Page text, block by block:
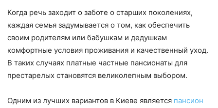
Когда речь заходит о заботе о старших поколениях,
каждая семья задумывается о том, как обеспечить
своим родителям или бабушкам и дедушкам
комфортные условия проживания и качественный уход.
В таких случаях платные частные пансионаты для
престарелых становятся великолепным выбором.
Одним из лучших вариантов в Киеве является пансион